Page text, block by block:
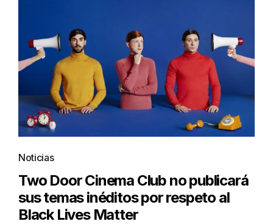
Noticias
Two Door Cinema Club no publicará
sus temas inéditos por respeto al
Black Lives Matter